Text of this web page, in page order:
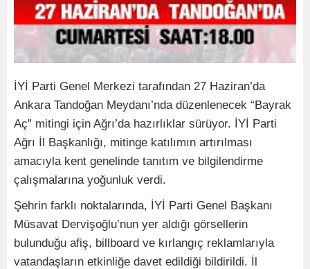
İYİ Parti Genel Merkezi tarafından 27 Haziran’da
Ankara Tandoğan Meydanı’nda düzenlenecek “Bayrak
Aç” mitingi için Ağrı’da hazırlıklar sürüyor. İYİ Parti
Ağrı İl Başkanlığı, mitinge katılımın artırılması
amacıyla kent genelinde tanıtım ve bilgilendirme
çalışmalarına yoğunluk verdi.
Şehrin farklı noktalarında, İYİ Parti Genel Başkanı
Müsavat Dervişoğlu’nun yer aldığı görsellerin
bulunduğu afiş, billboard ve kırlangıç reklamlarıyla
vatandaşların etkinliğe davet edildiği bildirildi. İl